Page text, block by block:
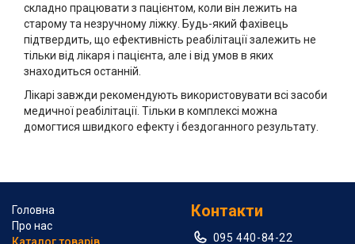
складно працювати з пацієнтом, коли він лежить на
старому та незручному ліжку. Будь-який фахівець
підтвердить, що ефективність реабілітації залежить не
тільки від лікаря і пацієнта, але і від умов в яких
знаходиться останній.
Лікарі завжди рекомендують використовувати всі засоби
медичної реабілітації. Тільки в комплексі можна
домогтися швидкого ефекту і бездоганного результату.
Головна
Про нас
Каталог товарів
Контакти
095 440-84-22